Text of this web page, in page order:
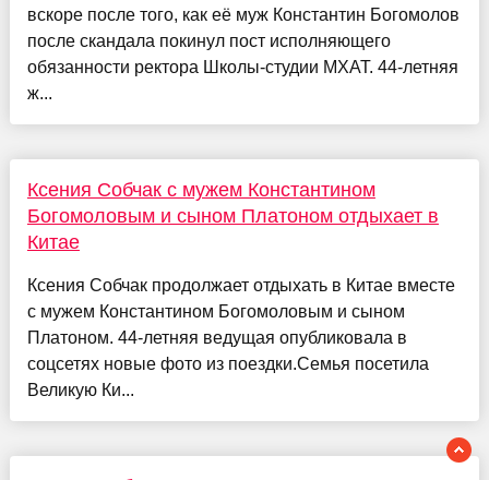
вскоре после того, как её муж Константин Богомолов
после скандала покинул пост исполняющего
обязанности ректора Школы-студии МХАТ. 44-летняя
ж...
Ксения Собчак с мужем Константином
Богомоловым и сыном Платоном отдыхает в
Китае
Ксения Собчак продолжает отдыхать в Китае вместе
с мужем Константином Богомоловым и сыном
Платоном. 44-летняя ведущая опубликовала в
соцсетях новые фото из поездки.Семья посетила
Великую Ки...